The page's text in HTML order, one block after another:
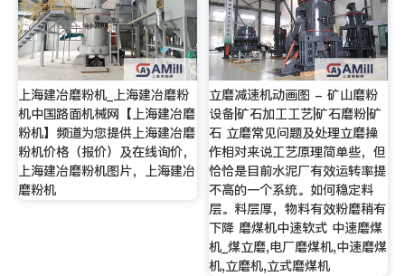
上海建冶磨粉机_上海建冶磨粉
机中国路面机械网【上海建冶磨
粉机】频道为您提供上海建冶磨
粉机价格（报价）及在线询价，
上海建冶磨粉机图片，上海建冶
磨粉机
立磨减速机动画图 - 矿山磨粉
设备|矿石加工工艺|矿石磨粉|矿
石 立磨常见问题及处理立磨操
作相对来说工艺原理简单些，但
恰恰是目前水泥厂有效运转率提
不高的一个系统。如何稳定料
层。料层厚，物料有效粉磨稍有
下降 磨煤机中速软式 中速磨煤
机_煤立磨,电厂磨煤机,中速磨煤
机,立磨机,立式磨煤机